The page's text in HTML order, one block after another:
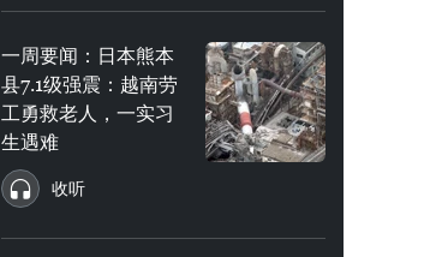
一周要闻：日本熊本
县7.1级强震：越南劳
工勇救老人，一实习
生遇难
收听